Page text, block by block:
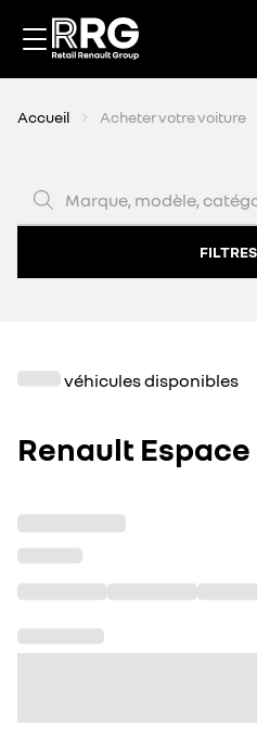
Accueil Acheter votre voiture
FILTRES
véhicules disponibles
Renault Espace